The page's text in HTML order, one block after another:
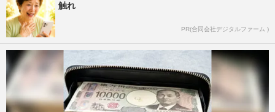
触れ
PR(合同会社デジタルファーム )